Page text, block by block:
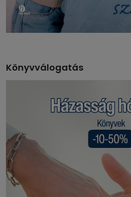
Könyvválogatás